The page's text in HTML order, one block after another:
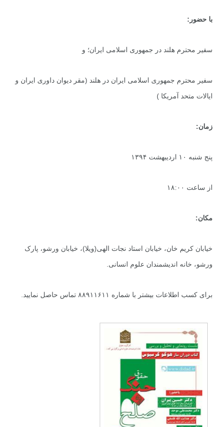
با حضور:
سفیر محترم هلند در جمهوری اسلامی ایران؛ و
سفیر محترم جمهوری اسلامی ایران در هلند (مقر دیوان داوری ایران و
ایالات متحد آمریکا )
زمان:
پنج شنبه ۱۰ اردیبهشت ۱۳۹۴
از ساعت ۱۸:۰۰
مکان:
خیابان کریم خان، خیابان استاد نجات الهی(ویلا)، خیابان ورشو، پارک
ورشو، خانه اندیشمندان علوم انسانی.
برای کسب اطلاعات بیشتر با شماره ۸۸۹۱۱۶۱۱ تماس حاصل نمایید.